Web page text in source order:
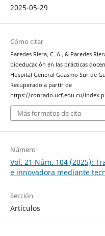
2025-05-29
Cómo citar
Paredes Riera, C. A., & Paredes
bioeducación en las prácticas
Hospital General Guasmo Sur de
Recuperado a partir de
https://conrado.ucf.edu.cu/
Más formatos de cita
Número
Vol. 21 Núm. 104 (2025):
e innovadora mediante
Sección
Artículos